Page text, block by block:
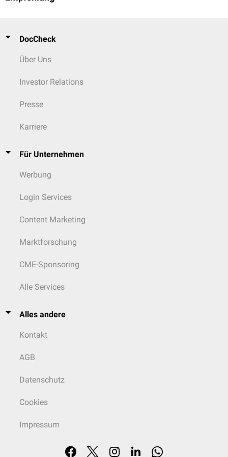
systematic review of the literature.
Trigger Points Then and Now: A Historical and Scientific Perspective.
PM R. 2015;7(7):746–761. doi:10.1016/j.pmrj.2015.01.024
DocCheck
Über Uns
Investor Relations
Presse
Karriere
Für Unternehmen
Werbung
Login Services
Content Marketing
Marktforschung
CME-Sponsoring
Alle Services
Alles andere
Kontakt
AGB
Datenschutz
Cookies
Impressum